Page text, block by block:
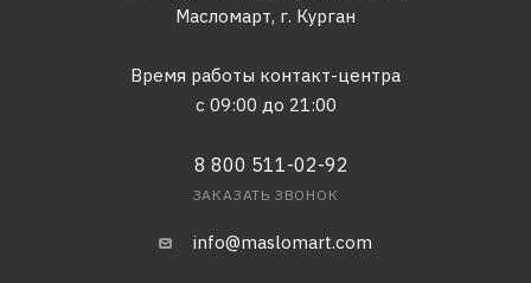
Масломарт, г. Курган
Время работы контакт-центра
с 09:00 до 21:00
8 800 511-02-92
ЗАКАЗАТЬ ЗВОНОК
info@maslomart.com